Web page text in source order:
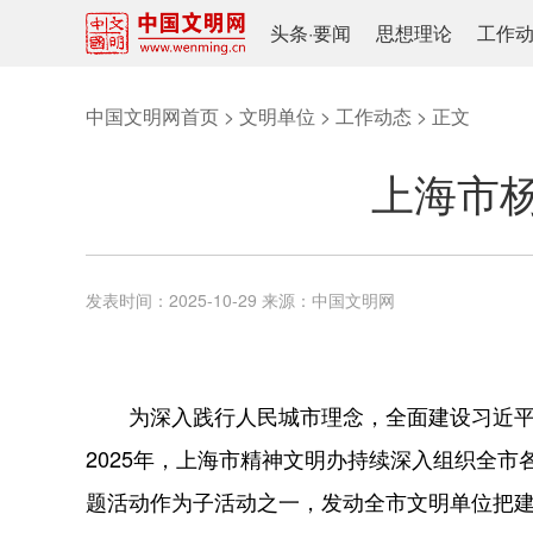
头条·要闻 思想理论 工作
中国文明网首页 > 文明单位 > 工作动态 > 正文
上海市
发表时间： 2025-10-29 来源： 中国文明网
为深入践行人民城市理念，全面建设习近平
2025年，上海市精神文明办持续深入组织全市
题活动作为子活动之一，发动全市文明单位把